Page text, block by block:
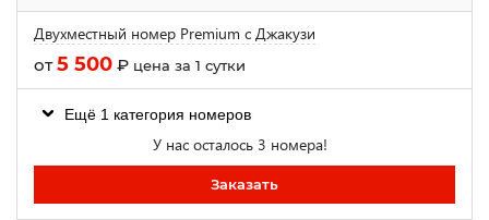
Двухместный номер Premium с Джакузи
от5 500 ₽ цена за 1 сутки
Ещё 1 категория номеров
У нас осталось 3 номера!
Заказать